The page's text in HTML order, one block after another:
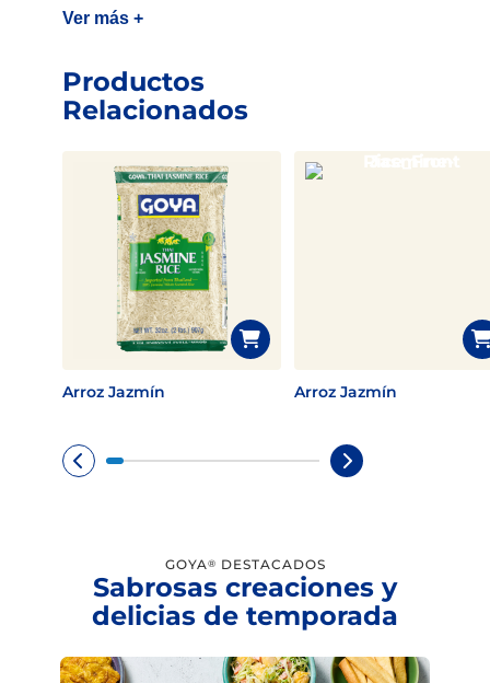
Ver más +
Productos
Relacionados
Arroz Jazmín Arroz Jazmín
GOYA® DESTACADOS
Sabrosas creaciones y
delicias de temporada